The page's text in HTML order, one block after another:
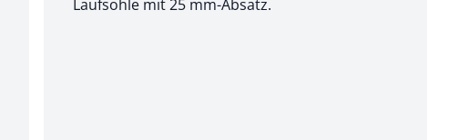
Laufsohle mit 25 mm-Absatz.